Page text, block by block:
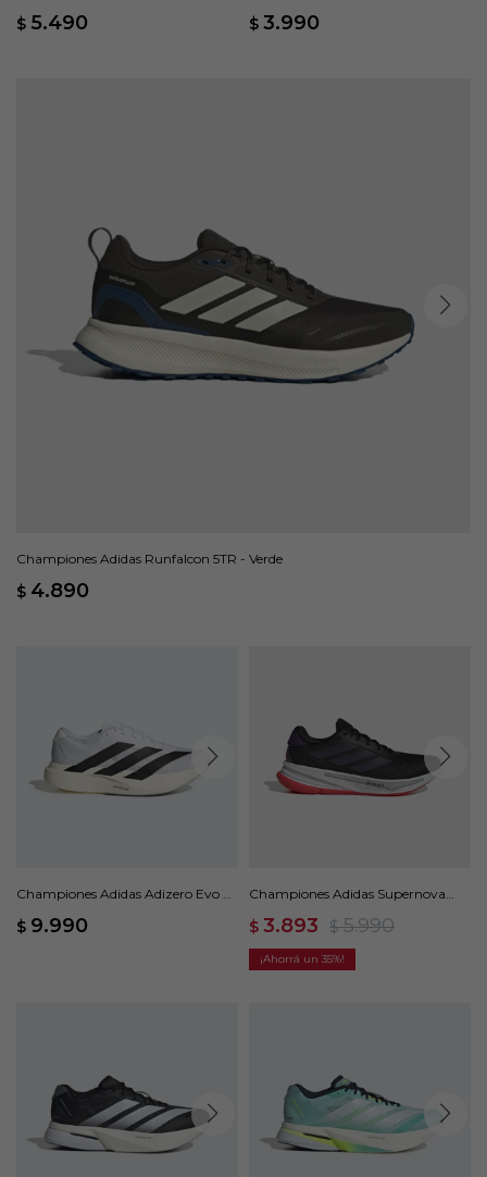
$ 5.490 $ 3.990
Championes Adidas Runfalcon 5TR - Verde
$ 4.890
Championes Adidas Adizero Evo SL
$ 9.990
Championes Adidas Supernova
$ 3.893 $ 5.990
35